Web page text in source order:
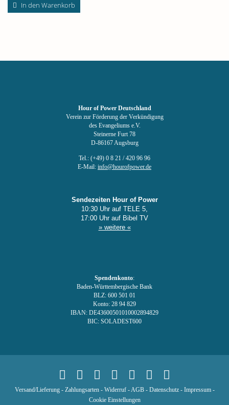
In den Warenkorb
Hour of Power Deutschland
Verein zur Förderung der Verkündigung
des Evangeliums e.V.
Steinerne Furt 78
D-86167 Augsburg
Tel.: (+49) 0 8 21 / 420 96 96
E-Mail: info@hourofpower.de
Sendezeiten Hour of Power
10:30 Uhr auf TELE 5,
17:00 Uhr auf Bibel TV
» weitere «
Spendenkonto:
Baden-Württembergische Bank
BLZ: 600 501 01
Konto: 28 94 829
IBAN: DE43600501010002894829
BIC: SOLADEST600
Versand/Lieferung- Zahlungsarten- Widerruf- AGB- Datenschutz- Impressum-
Cookie Einstellungen